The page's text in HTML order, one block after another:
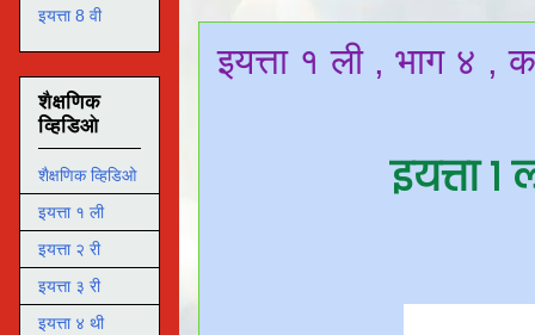
इयत्ता १ ली , भाग ४ ,
इयत्ता
इयत्ता 8 वी
शैक्षणिक
व्हिडिओ
शैक्षणिक व्हिडिओ
इयत्ता १ ली
इयत्ता २ री
इयत्ता ३ री
इयत्ता ४ थी